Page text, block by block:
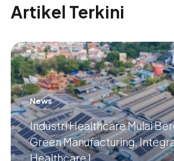
Artikel Terkini
News
Industri Healthcare Mulai
Green Manufacturing,
Healthcare I...